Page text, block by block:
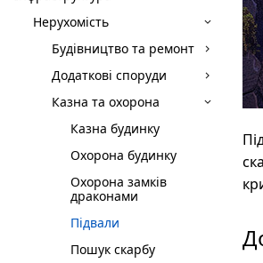
Нерухомість
Будівництво та ремонт
Додаткові споруди
Казна та охорона
Казна будинку
Охорона будинку
Охорона замків
драконами
Підвали
Пошук скарбу